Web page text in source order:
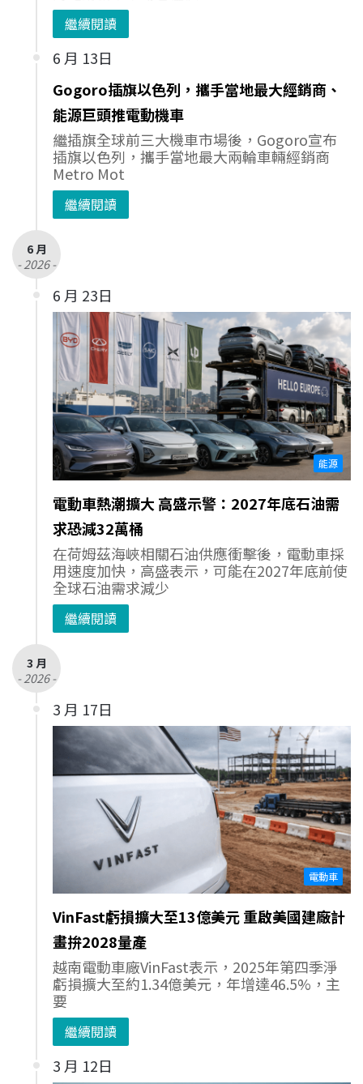
繼續閱讀
6 月 13日
Gogoro插旗以色列，攜手當地最大經銷商、
能源巨頭推電動機車
繼插旗全球前三大機車市場後，Gogoro宣布
插旗以色列，攜手當地最大兩輪車輛經銷商
Metro Mot
繼續閱讀
6 月
- 2026 -
6 月 23日
能源
電動車熱潮擴大 高盛示警：2027年底石油需
求恐減32萬桶
在荷姆茲海峽相關石油供應衝擊後，電動車採
用速度加快，高盛表示，可能在2027年底前使
全球石油需求減少
繼續閱讀
3 月
- 2026 -
3 月 17日
電動車
VinFast虧損擴大至13億美元 重啟美國建廠計
畫拚2028量產
越南電動車廠VinFast表示，2025年第四季淨
虧損擴大至約1.34億美元，年增達46.5%，主
要
繼續閱讀
3 月 12日